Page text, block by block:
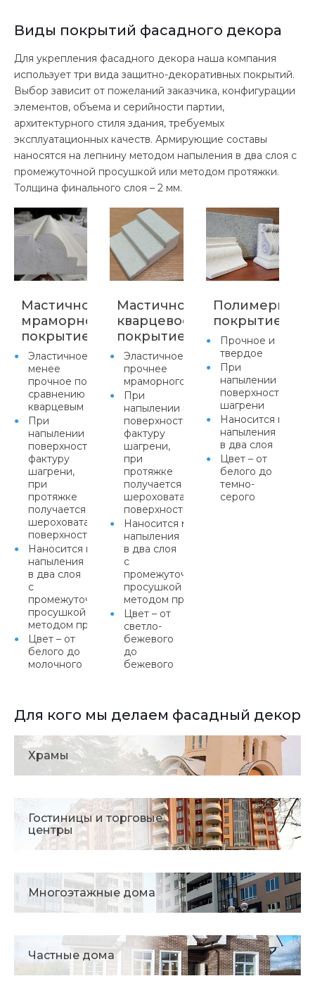
Виды покрытий фасадного декора
Для укрепления фасадного декора наша компания
использует три вида защитно-декоративных покрытий.
Выбор зависит от пожеланий заказчика, конфигурации
элементов, объема и серийности партии,
архитектурного стиля здания, требуемых
эксплуатационных качеств. Армирующие составы
наносятся на лепнину методом напыления в два слоя с
промежуточной просушкой или методом протяжки.
Толщина финального слоя – 2 мм.
Мастичное
мраморное
покрытие
Эластичное,
менее
прочное по
сравнению с
кварцевым
При
напылении придает
поверхности
фактуру
шагрени,
при
протяжке
получается равномерная
шероховатая
поверхность
Наносится методом
напыления
в два слоя
с
промежуточной
просушкой или
методом протяжки
Цвет – от
белого до
молочного
Мастичное
кварцевое
покрытие
Эластичное,
прочнее
мраморного
При
напылении придает
поверхности
фактуру
шагрени,
при
протяжке
получается равномерная
шероховатая
поверхность
Наносится методом
напыления
в два слоя
с
промежуточной
просушкой или
методом протяжки
Цвет – от
светло-
бежевого
до
бежевого
покрытие
Прочное и
твердое
При
напылении
поверхности
шагрени
Наносится
напыления
в два слоя
Цвет – от
белого до
темно-
серого
Для кого мы делаем фасадный декор
Храмы
Гостиницы и торговые
центры
Многоэтажные дома
Частные дома